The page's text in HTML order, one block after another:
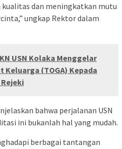
dan meningkatkan mutu
ungkap Rektor dalam
USN Kolaka Menggelar
Keluarga (TOGA) Kepada
bahwa perjalanan USN
ini bukanlah hal yang mudah.
berbagai tantangan